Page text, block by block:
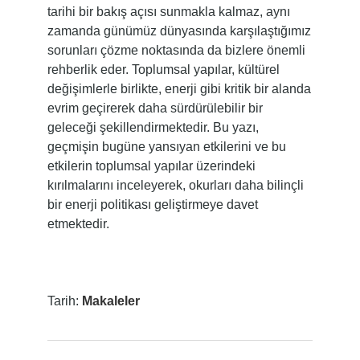
tarihi bir bakış açısı sunmakla kalmaz, aynı
zamanda günümüz dünyasında karşılaştığımız
sorunları çözme noktasında da bizlere önemli
rehberlik eder. Toplumsal yapılar, kültürel
değişimlerle birlikte, enerji gibi kritik bir alanda
evrim geçirerek daha sürdürülebilir bir
geleceği şekillendirmektedir. Bu yazı,
geçmişin bugüne yansıyan etkilerini ve bu
etkilerin toplumsal yapılar üzerindeki
kırılmalarını inceleyerek, okurları daha bilinçli
bir enerji politikası geliştirmeye davet
etmektedir.
Tarih: Makaleler